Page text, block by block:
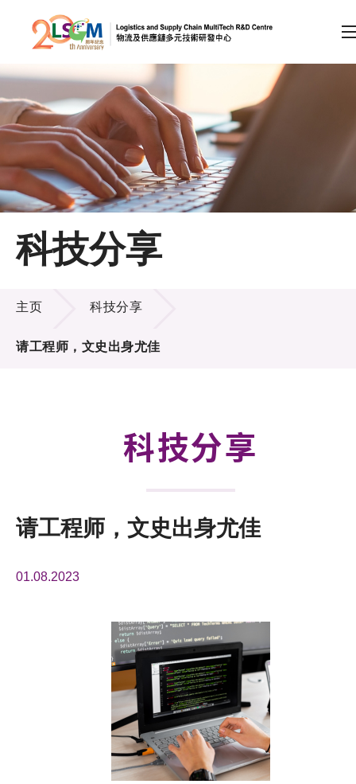
跳到内容（按回车键）
会员登录
A EN 繁 简
主页
关于LSCM
技术商品化
项目及资助计划
科技分享
科技分享
主页 科技分享
请工程师，文史出身尤佳
科技分享
请工程师，文史出身尤佳
01.08.2023